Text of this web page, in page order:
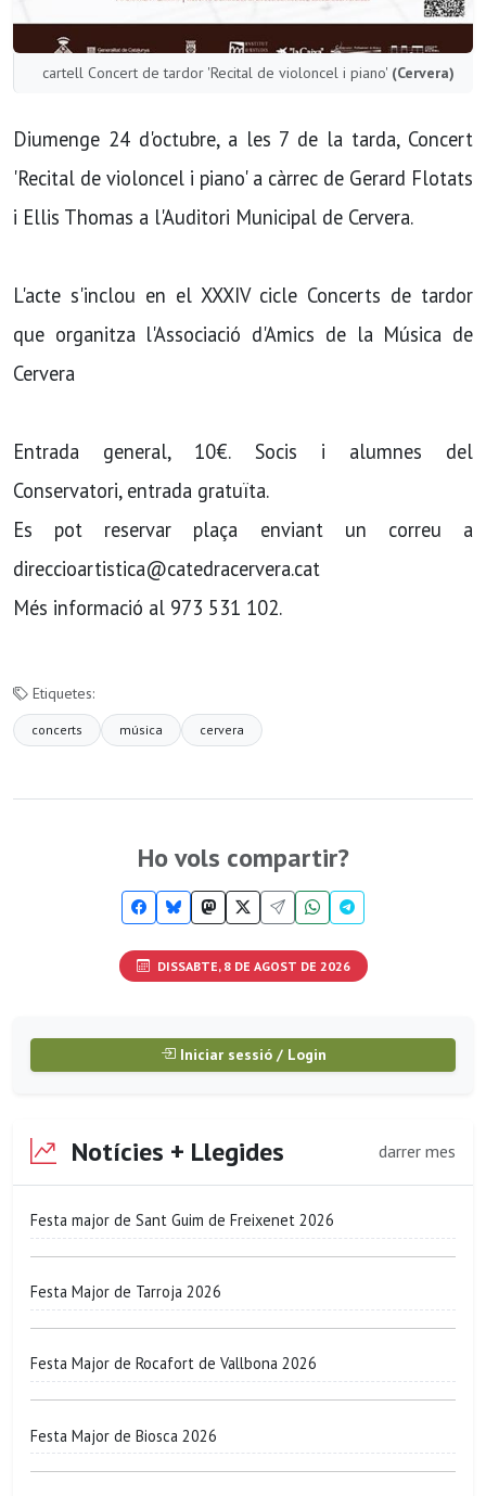
cartell Concert de tardor 'Recital de violoncel i piano' (Cervera)
Diumenge 24 d'octubre, a les 7 de la tarda, Concert
'Recital de violoncel i piano' a càrrec de Gerard Flotats
i Ellis Thomas a l'Auditori Municipal de Cervera.
L'acte s'inclou en el XXXIV cicle Concerts de tardor
que organitza l'Associació d'Amics de la Música de
Cervera
Entrada general, 10€. Socis i alumnes del
Conservatori, entrada gratuïta.
Es pot reservar plaça enviant un correu a
direccioartistica@catedracervera.cat
Més informació al 973 531 102.
Etiquetes:
concerts música cervera
Ho vols compartir?
DISSABTE, 8 DE AGOST DE 2026
Iniciar sessió / Login
Notícies + Llegides darrer mes
Festa major de Sant Guim de Freixenet 2026
Festa Major de Tarroja 2026
Festa Major de Rocafort de Vallbona 2026
Festa Major de Biosca 2026